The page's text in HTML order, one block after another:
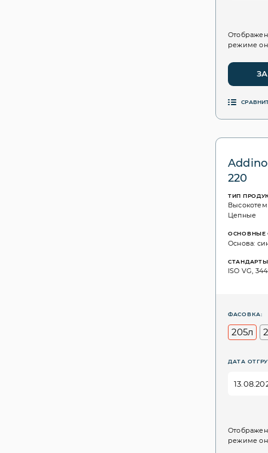
режиме
220
ТИП
Цепные
ОСНОВНЫЕ
Основа:
СТАНДАРТЫ
ISO VG,
ФАСОВКА:
205л
ДАТА
режиме